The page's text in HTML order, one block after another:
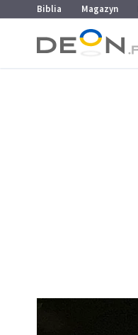
Przejdź do menu głównego
Przejdź do treści
Biblia Magazyn